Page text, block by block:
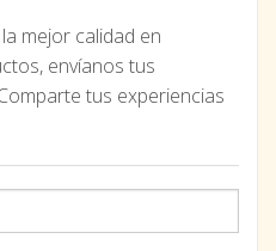
mejor calidad en
envíanos tus
tus experiencias